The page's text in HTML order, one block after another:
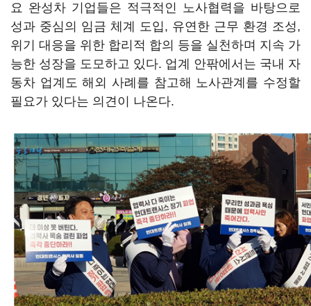
요 완성차 기업들은 적극적인 노사협력을 바탕으로
성과 중심의 임금 체계 도입, 유연한 근무 환경 조성,
위기 대응을 위한 합리적 합의 등을 실천하며 지속 가
능한 성장을 도모하고 있다. 업계 안팎에서는 국내 자
동차 업계도 해외 사례를 참고해 노사관계를 수정할
필요가 있다는 의견이 나온다.